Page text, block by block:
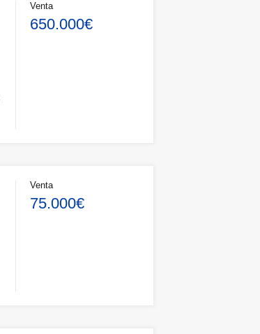
Venta
650.000€
Venta
75.000€